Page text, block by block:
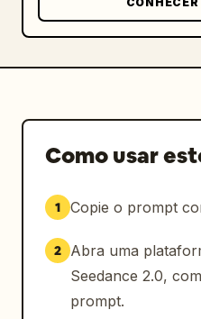
      "roof_type": "Telhado de metal escuro
carvão / preto com
quente",
acabamentos em
moderna escura,
coberta e pátio
de vigas de madeira
      "windows": "Grandes janelas
Como usar
1 Copie o prompt
2
Abra uma
Seedance 2.0,
prompt.